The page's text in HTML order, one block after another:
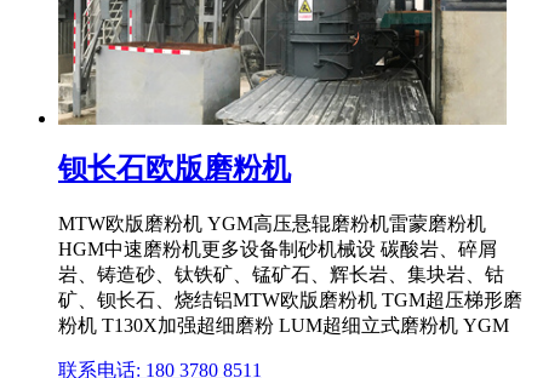
钡长石欧版磨粉机
MTW欧版磨粉机 YGM高压悬辊磨粉机雷蒙磨粉机
HGM中速磨粉机更多设备制砂机械设 碳酸岩、碎屑
岩、铸造砂、钛铁矿、锰矿石、辉长岩、集块岩、钴
矿、钡长石、烧结铝MTW欧版磨粉机 TGM超压梯形磨
粉机 T130X加强超细磨粉 LUM超细立式磨粉机 YGM
联系电话: 180 3780 8511